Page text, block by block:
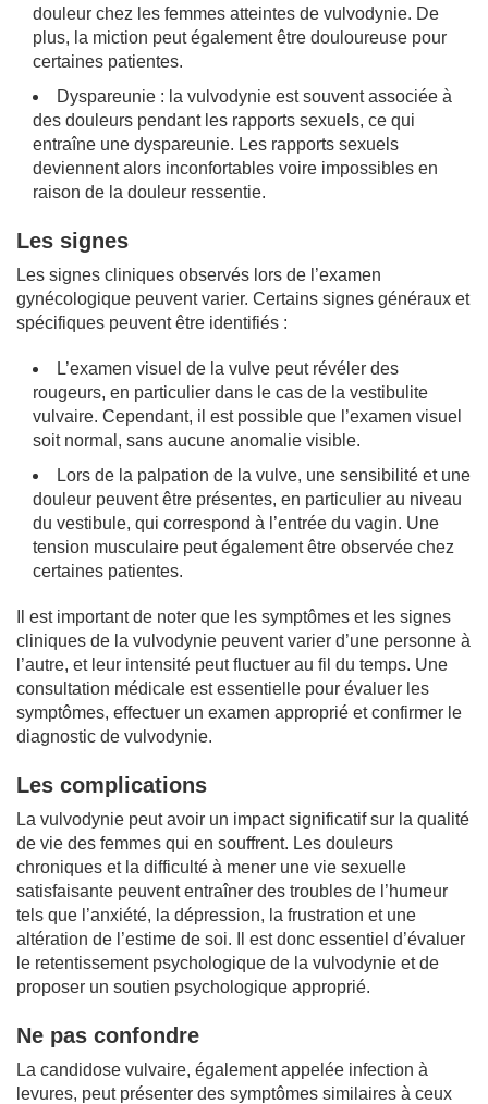
douleur chez les femmes atteintes de vulvodynie. De
plus, la miction peut également être douloureuse pour
certaines patientes.
Dyspareunie : la vulvodynie est souvent associée à
des douleurs pendant les rapports sexuels, ce qui
entraîne une dyspareunie. Les rapports sexuels
deviennent alors inconfortables voire impossibles en
raison de la douleur ressentie.
Les signes
Les signes cliniques observés lors de l’examen
gynécologique peuvent varier. Certains signes généraux et
spécifiques peuvent être identifiés :
L’examen visuel de la vulve peut révéler des
rougeurs, en particulier dans le cas de la vestibulite
vulvaire. Cependant, il est possible que l’examen visuel
soit normal, sans aucune anomalie visible.
Lors de la palpation de la vulve, une sensibilité et une
douleur peuvent être présentes, en particulier au niveau
du vestibule, qui correspond à l’entrée du vagin. Une
tension musculaire peut également être observée chez
certaines patientes.
Il est important de noter que les symptômes et les signes
cliniques de la vulvodynie peuvent varier d’une personne à
l’autre, et leur intensité peut fluctuer au fil du temps. Une
consultation médicale est essentielle pour évaluer les
symptômes, effectuer un examen approprié et confirmer le
diagnostic de vulvodynie.
Les complications
La vulvodynie peut avoir un impact significatif sur la qualité
de vie des femmes qui en souffrent. Les douleurs
chroniques et la difficulté à mener une vie sexuelle
satisfaisante peuvent entraîner des troubles de l’humeur
tels que l’anxiété, la dépression, la frustration et une
altération de l’estime de soi. Il est donc essentiel d’évaluer
le retentissement psychologique de la vulvodynie et de
proposer un soutien psychologique approprié.
Ne pas confondre
La candidose vulvaire, également appelée infection à
levures, peut présenter des symptômes similaires à ceux